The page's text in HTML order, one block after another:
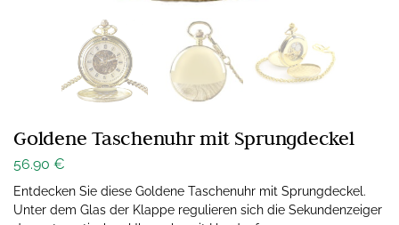
Goldene Taschenuhr mit Sprungdeckel
56.90 €
Entdecken Sie diese Goldene Taschenuhr mit Sprungdeckel.
Unter dem Glas der Klappe regulieren sich die Sekundenzeiger